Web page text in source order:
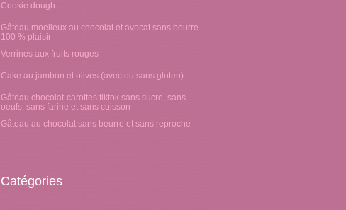
Cookie dough
Gâteau moelleux au chocolat et avocat sans beurre
100 % plaisir
Verrines aux fruits rouges
Cake au jambon et olives (avec ou sans gluten)
Gâteau chocolat-carottes tiktok sans sucre, sans
oeufs, sans farine et sans cuisson
Gâteau au chocolat sans beurre et sans reproche
Catégories